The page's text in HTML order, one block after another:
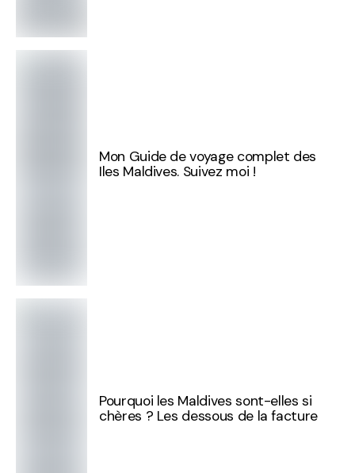
Mon Guide de voyage complet des
Iles Maldives. Suivez moi !
Pourquoi les Maldives sont-elles si
chères ? Les dessous de la facture